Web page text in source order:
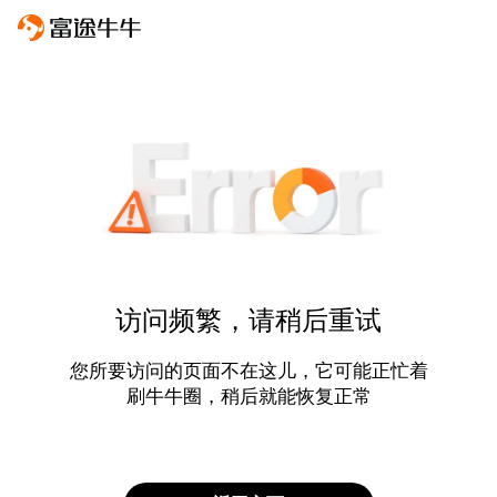
访问频繁，请稍后重试
您所要访问的页面不在这儿，它可能正忙着
刷牛牛圈，稍后就能恢复正常